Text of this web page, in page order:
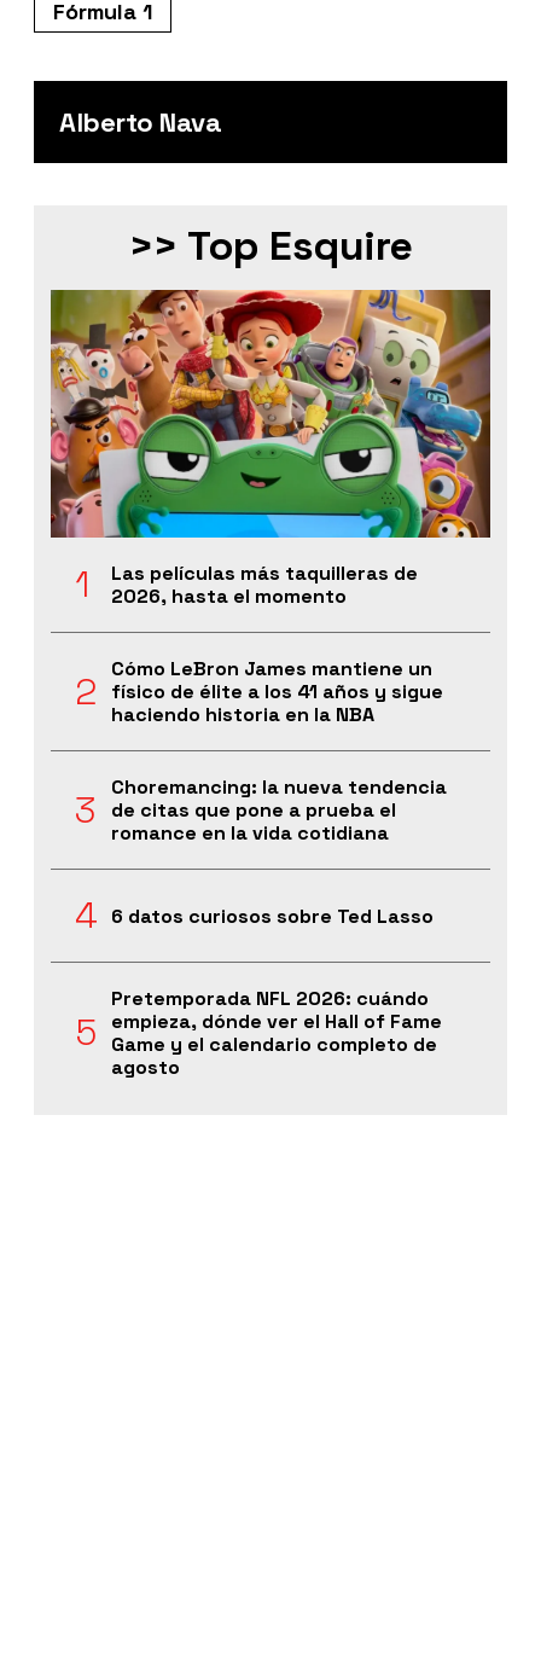
Fórmula 1
Alberto Nava
>> Top Esquire
Las películas más taquilleras de
2026, hasta el momento
Cómo LeBron James mantiene un
físico de élite a los 41 años y sigue
haciendo historia en la NBA
Choremancing: la nueva tendencia
de citas que pone a prueba el
romance en la vida cotidiana
6 datos curiosos sobre Ted Lasso
Pretemporada NFL 2026: cuándo
empieza, dónde ver el Hall of Fame
Game y el calendario completo de
agosto